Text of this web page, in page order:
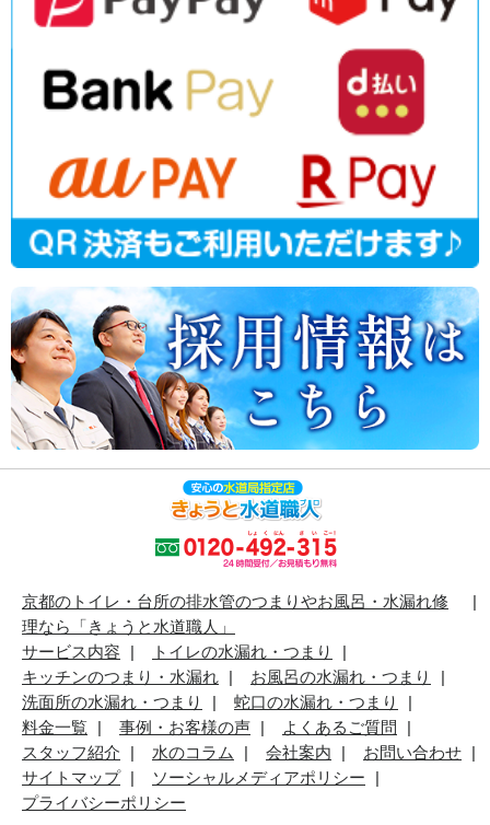
京都のトイレ・台所の排水管のつまりやお風呂・水漏れ修
理なら「きょうと水道職人」
サービス内容
トイレの水漏れ・つまり
キッチンのつまり・水漏れ
お風呂の水漏れ・つまり
洗面所の水漏れ・つまり
蛇口の水漏れ・つまり
料金一覧
事例・お客様の声
よくあるご質問
スタッフ紹介
水のコラム 会社案内
お問い合わせ
サイトマップ
ソーシャルメディアポリシー
プライバシーポリシー